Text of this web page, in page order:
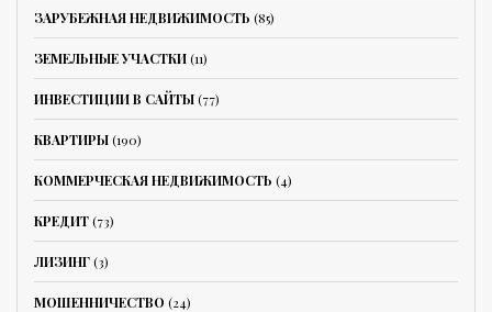
ЗАРУБЕЖНАЯ НЕДВИЖИМОСТЬ (85)
ЗЕМЕЛЬНЫЕ УЧАСТКИ(11)
ИНВЕСТИЦИИ В САЙТЫ(77)
КВАРТИРЫ(190)
КОММЕРЧЕСКАЯ НЕДВИЖИМОСТЬ (4)
КРЕДИТ(73)
ЛИЗИНГ(3)
МОШЕННИЧЕСТВО (24)